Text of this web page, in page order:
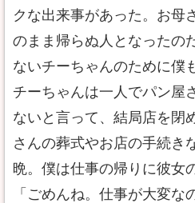
クな出来事があった。お母
のまま帰らぬ人となったの
ないチーちゃんのために僕
チーちゃんは一人でパン屋
ないと言って、結局店を閉
さんの葬式やお店の手続き
晩。僕は仕事の帰りに彼女
「ごめんね。仕事が大変な